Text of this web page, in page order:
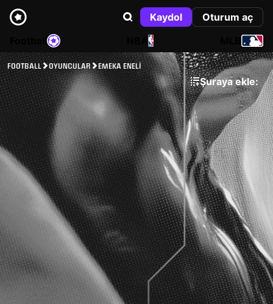
Kaydol
Oturum aç
NBA
FOOTBALL OYUNCULAR EMEKA ENELI
Şuraya ekle: